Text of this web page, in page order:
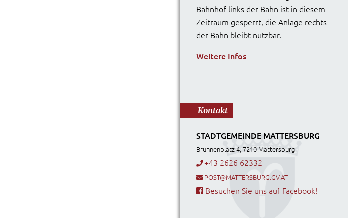
Bahnhof links der Bahn ist in diesem
Zeitraum gesperrt, die Anlage rechts
der Bahn bleibt nutzbar.
Weitere Infos
Kontakt
STADTGEMEINDE MATTERSBURG
Brunnenplatz 4, 7210 Mattersburg
+43 2626 62332
POST@MATTERSBURG.GV.AT
Besuchen Sie uns auf Facebook!